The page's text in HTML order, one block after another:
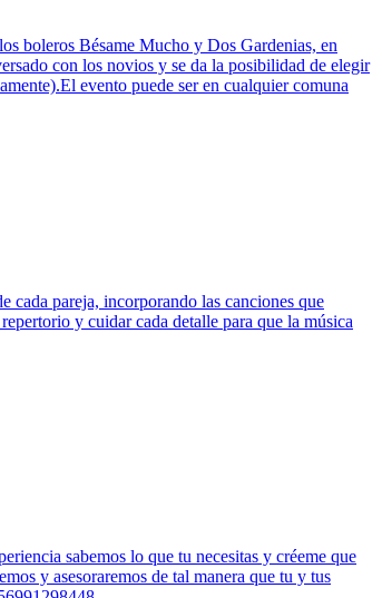
boleros Bésame Mucho y Dos Gardenias, en
con los novios y se da la posibilidad de elegir
evento puede ser en cualquier comuna
cada pareja, incorporando las canciones que
y cuidar cada detalle para que la música
sabemos lo que tu necesitas y créeme que
y asesoraremos de tal manera que tu y tus